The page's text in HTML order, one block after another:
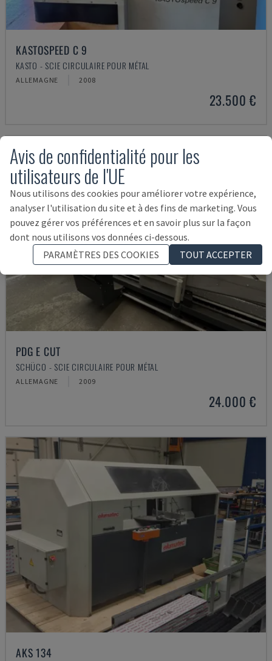
KASTOSPEED C 9
KASTO - SCIE CIRCULAIRE POUR MÉTAL
ALLEMAGNE 2008
23.500 €
PDG E CUT
SCHÜCO - SCIE CIRCULAIRE POUR MÉTAL
ALLEMAGNE 2009
24.000 €
AKS 134
Avis de confidentialité pour les
utilisateurs de l'UE
Nous utilisons des cookies pour améliorer votre expérience,
analyser l'utilisation du site et à des fins de marketing. Vous
pouvez gérer vos préférences et en savoir plus sur la façon
dont nous utilisons vos données ci-dessous.
PARAMÈTRES DES COOKIES
TOUT ACCEPTER